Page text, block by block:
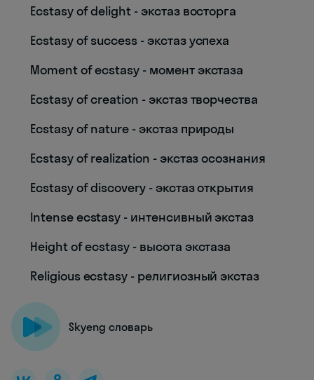
Ecstasy of delight - экстаз восторга
Ecstasy of success - экстаз успеха
Moment of ecstasy - момент экстаза
Ecstasy of creation - экстаз творчества
Ecstasy of nature - экстаз природы
Ecstasy of realization - экстаз осознания
Ecstasy of discovery - экстаз открытия
Intense ecstasy - интенсивный экстаз
Height of ecstasy - высота экстаза
Religious ecstasy - религиозный экстаз
Skyeng словарь